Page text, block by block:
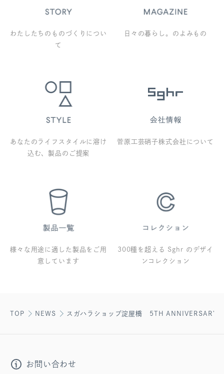
わたしたちのものづくりについ
て
日々の暮らし。のよみもの
あなたのライフスタイルに溶け
込む、製品のご提案
菅原工芸硝子株式会社について
様々な用途に適した製品をご用
意しています
300種を超える Sghr のデザイ
ンコレクション
TOP NEWS スガハラショップ淀屋橋 5TH ANNIVERSARY
お問い合わせ